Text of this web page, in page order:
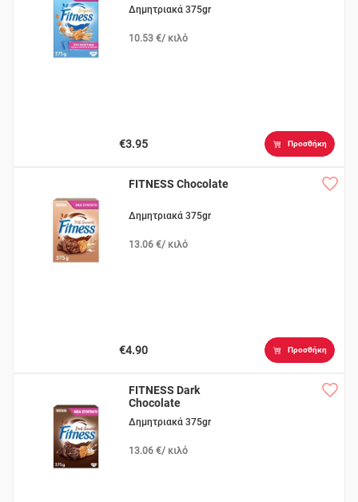
Δημητριακά 375gr
10.53 €/ κιλό
€3.95 Προσθήκη
FITNESS Chocolate
Δημητριακά 375gr
13.06 €/ κιλό
€4.90 Προσθήκη
FITNESS Dark
Chocolate
Δημητριακά 375gr
13.06 €/ κιλό